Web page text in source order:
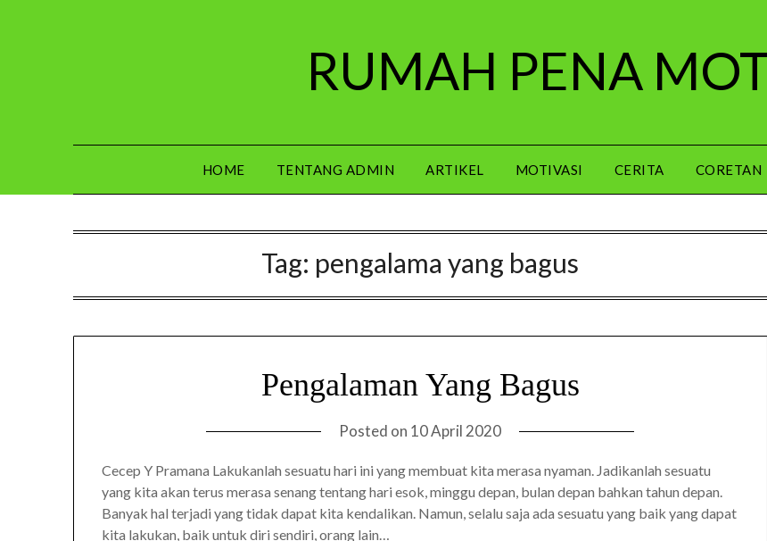
RUMAH PENA
HOME TENTANG ADMIN ARTIKEL MOTIVASI CERITA CORETAN
Tag: pengalama yang bagus
Pengalaman Yang Bagus
Posted on 10 April 2020
Cecep Y Pramana Lakukanlah sesuatu hari ini yang membuat kita merasa nyaman. Jadikanlah sesuatu
yang kita akan terus merasa senang tentang hari esok, minggu depan, bulan depan bahkan tahun depan.
Banyak hal terjadi yang tidak dapat kita kendalikan. Namun, selalu saja ada sesuatu yang baik yang dapat
kita lakukan, baik untuk diri sendiri, orang lain…